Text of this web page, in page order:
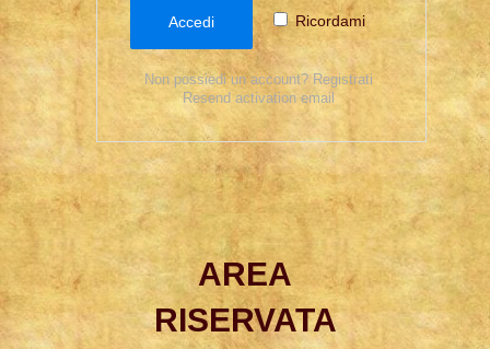
Accedi Ricordami
Non possiedi un account? Registrati
Resend activation email
AREA
RISERVATA